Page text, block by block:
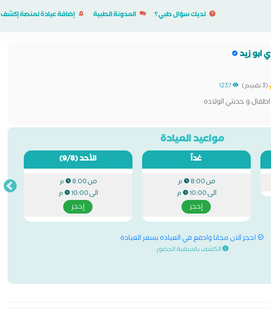
لديك سؤال طبي؟ المدونة الطبية إضافة عيادة لمنصة إكشف
ابو زيد
(3 تقييم) 1237
و حديثي الولاده
مواعيد العيادة
غداً
من8:00 م
الى10:00 م
إحجز
الأحد(9/8)
من8:00 م
الى10:00 م
إحجز
احجز الان مجانا وادفع في العيادة بسعر العيادة
الكشف باسبقية الحضور